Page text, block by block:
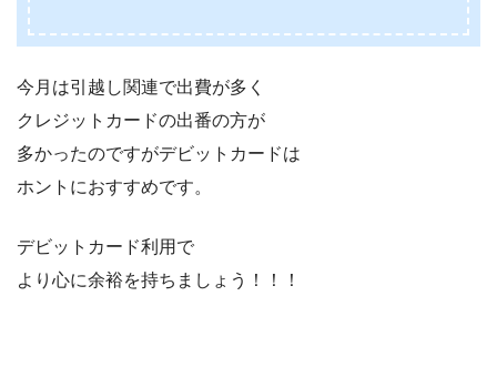
今月は引越し関連で出費が多く
クレジットカードの出番の方が
多かったのですがデビットカードは
ホントにおすすめです。
デビットカード利用で
より心に余裕を持ちましょう！！！